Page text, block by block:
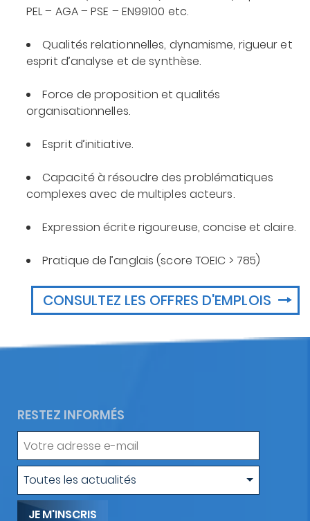
PEL – AGA – PSE – EN99100 etc.
Qualités relationnelles, dynamisme, rigueur et
esprit d’analyse et de synthèse.
Force de proposition et qualités
organisationnelles.
Esprit d’initiative.
Capacité à résoudre des problématiques
complexes avec de multiples acteurs.
Expression écrite rigoureuse, concise et claire.
Pratique de l’anglais (score TOEIC > 785)
CONSULTEZ LES OFFRES D'EMPLOIS
RESTEZ INFORMÉS
Votre
adresse
e-
mail
Type
d'actualité
Toutes les actualités